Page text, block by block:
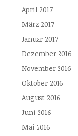
April 2017
März 2017
Januar 2017
Dezember 2016
November 2016
Oktober 2016
August 2016
Juni 2016
Mai 2016